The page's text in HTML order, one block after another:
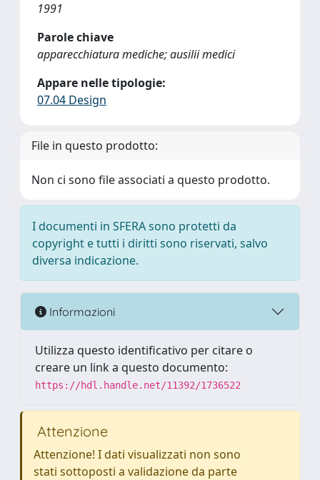
1991
Parole chiave
apparecchiatura mediche; ausilii medici
Appare nelle tipologie:
07.04 Design
File in questo prodotto:
Non ci sono file associati a questo prodotto.
I documenti in SFERA sono protetti da
copyright e tutti i diritti sono riservati, salvo
diversa indicazione.
Informazioni
Utilizza questo identificativo per citare o
creare un link a questo documento:
https://hdl.handle.net/11392/1736522
Attenzione
Attenzione! I dati visualizzati non sono
stati sottoposti a validazione da parte